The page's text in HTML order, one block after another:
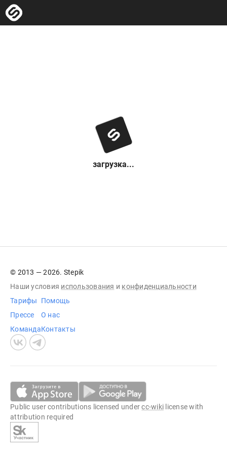
загрузка...
© 2013 — 2026. Stepik
Наши условия использования и конфиденциальности
Тарифы
Прессе
Команда
Помощь
О нас
Контакты
Public user contributions licensed undercc-wiki license with
attribution required